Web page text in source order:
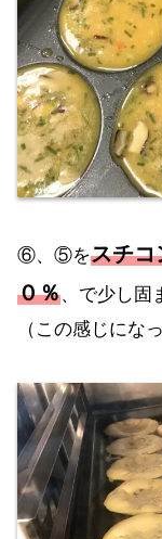
⑥、⑤をスチコ
０％、で少し固
（この感じにな